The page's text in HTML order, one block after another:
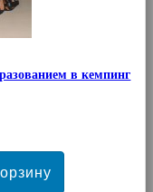
в кемпинг